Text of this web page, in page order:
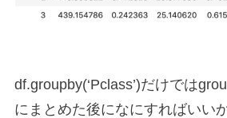
df.groupby(‘Pclass’)だけでは
にまとめた後になにすればいい